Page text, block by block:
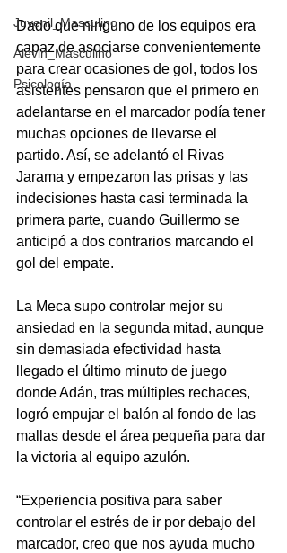
Juvenil_Masculino
Alevin_Masculino
Psicología
Dado que ninguno de los equipos era
capaz de asociarse convenientemente
para crear ocasiones de gol, todos los
asistentes pensaron que el primero en
adelantarse en el marcador podía tener
muchas opciones de llevarse el
partido. Así, se adelantó el Rivas
Jarama y empezaron las prisas y las
indecisiones hasta casi terminada la
primera parte, cuando Guillermo se
anticipó a dos contrarios marcando el
gol del empate.
La Meca supo controlar mejor su
ansiedad en la segunda mitad, aunque
sin demasiada efectividad hasta
llegado el último minuto de juego
donde Adán, tras múltiples rechaces,
logró empujar el balón al fondo de las
mallas desde el área pequeña para dar
la victoria al equipo azulón.
“Experiencia positiva para saber
controlar el estrés de ir por debajo del
marcador, creo que nos ayuda mucho